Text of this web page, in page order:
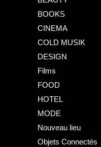
BOOKS
CINEMA
COLD MUSIK
DESIGN
Films
FOOD
HOTEL
MODE
Nouveau lieu
Objets Connectés